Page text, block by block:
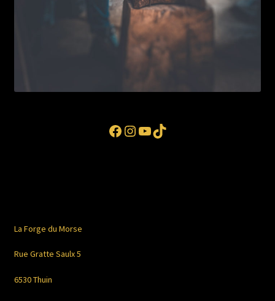
Facebook
Instagram
YouTube
TikTok
La Forge du Morse
Rue Gratte Saulx 5
6530 Thuin